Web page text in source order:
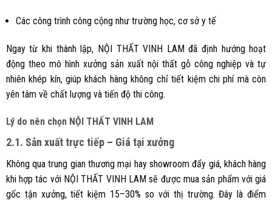
Các công trình công cộng như trường học, cơ sở y tế
Ngay từ khi thành lập, NỘI THẤT VINH LAM đã định hướng hoạt
động theo mô hình xưởng sản xuất nội thất gỗ công nghiệp và tự
nhiên khép kín, giúp khách hàng không chỉ tiết kiệm chi phí mà còn
yên tâm về chất lượng và tiến độ thi công.
Lý do nên chọn NỘI THẤT VINH LAM
2.1. Sản xuất trực tiếp – Giá tại xưởng
Không qua trung gian thương mại hay showroom đẩy giá, khách hàng
khi hợp tác với NỘI THẤT VINH LAM sẽ được mua sản phẩm với giá
gốc tận xưởng, tiết kiệm 15–30% so với thị trường. Đây là điểm